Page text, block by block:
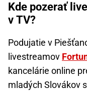
Kde pozerať
v TV?
Podujatie v
livestreamov
kancelárie online
mladých Slovákov